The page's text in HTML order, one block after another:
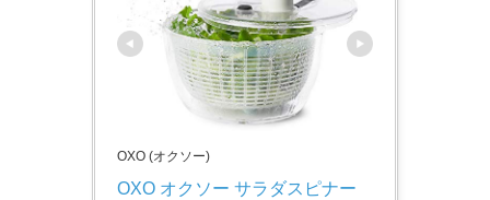
OXO (オクソー)
OXO オクソー サラダスピナー